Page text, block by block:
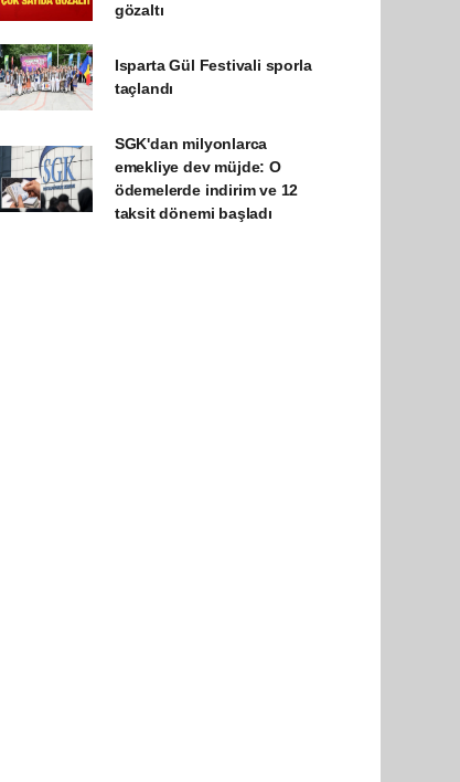
gözaltı
Isparta Gül Festivali sporla
taçlandı
SGK'dan milyonlarca
emekliye dev müjde: O
ödemelerde indirim ve 12
taksit dönemi başladı